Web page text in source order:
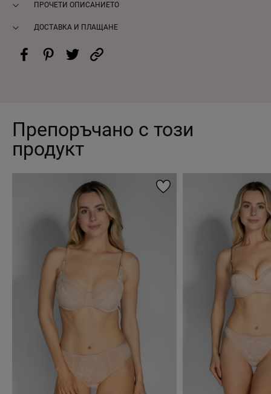
ПРОЧЕТИ ОПИСАНИЕТО
ДОСТАВКА И ПЛАЩАНЕ
Препоръчано с този
продукт